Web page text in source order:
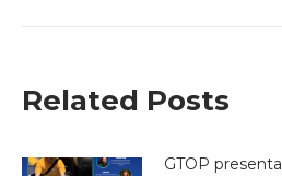
Related Posts
GTOP